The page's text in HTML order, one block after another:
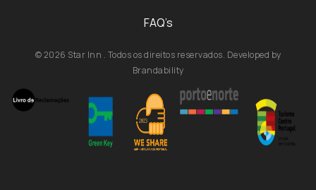
FAQ’s
© 2026 Star Inn . Todos os direitos reservados. Developed by
Brandability